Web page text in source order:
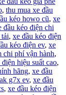
, thu mua xe đầu
kéo howo cũ, xe
đầu kéo điện chi
, xe đầu kéo điện
kéo điện ev, xe
chi phí vận hành,
hiệu suất cao,
hãng, xe đầu
g7x ev, xe đầu
, xe đầu kéo điện